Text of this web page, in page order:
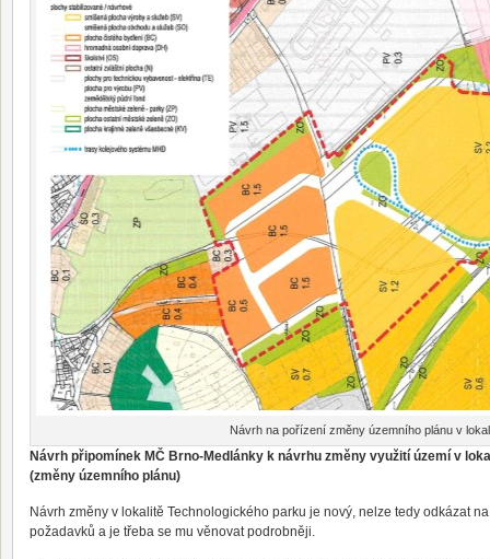
Návrh na pořízení změny územního plánu v
Návrh připomínek MČ Brno-Medlánky k návrhu změny využití území v
(změny územního plánu)
Návrh změny v lokalitě Technologického parku je nový, nelze tedy odkázat
požadavků a je třeba se mu věnovat podrobněji.